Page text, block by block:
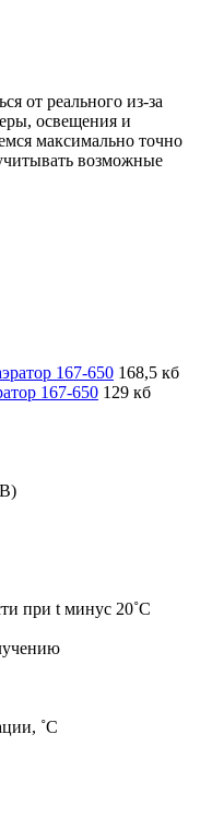
от реального из-за
освещения и
максимально точно
возможные
167-650 168,5 кб
167-650 129 кб
при t минус 20˚C
˚С